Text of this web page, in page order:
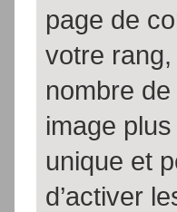
page de
votre
nombre
image
unique et
d’activer